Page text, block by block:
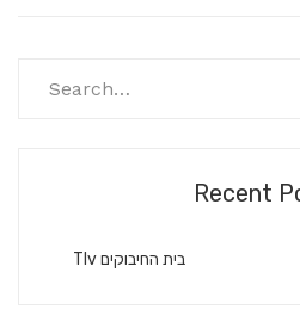
Recent
Tlv בית החיבוקים